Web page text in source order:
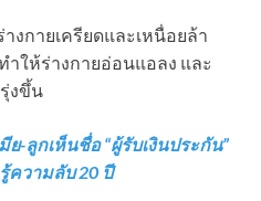
กายเครียดและเหนื่อยล้า
ให้ร่างกายอ่อนแอลง และ
งขึ้น
-ลูกเห็นชื่อ “ผู้รับเงินประกัน”
ความลับ 20 ปี